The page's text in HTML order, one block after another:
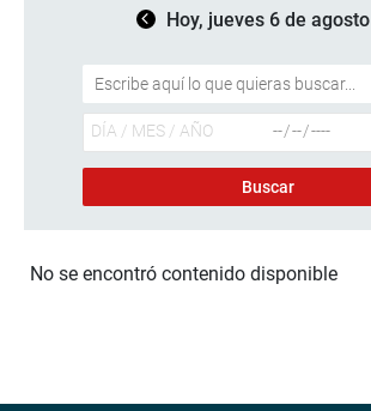
Hoy, jueves 6 de agosto
No se encontró contenido disponible